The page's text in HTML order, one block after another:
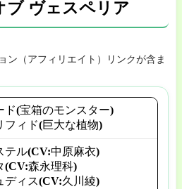
ブ ヴェスペリア
ン（アフィリエイト）リンクが含ま
ド(宝箱のモンスター)
フィド(巨大な植物)
テル(CV:中原麻衣)
(CV:森永理科)
ディス(CV:久川綾)